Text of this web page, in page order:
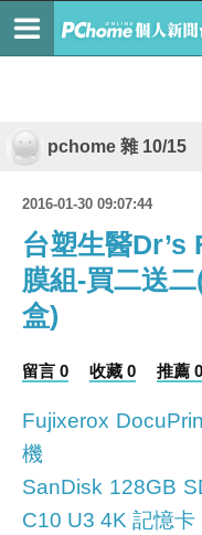
pchome 雜 10/15
2016-01-30 09:07:44
台塑生醫
膜組-買二送
盒)
留言 0 收藏 0 推薦 0
Fujixerox
機
SanDisk 128GB
C10 U3 4K 記憶卡